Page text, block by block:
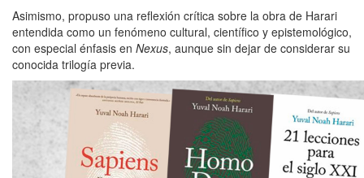
Asimismo, propuso una reflexión crítica sobre la obra de Harari
entendida como un fenómeno cultural, científico y epistemológico,
con especial énfasis en Nexus, aunque sin dejar de considerar su
conocida trilogía previa.